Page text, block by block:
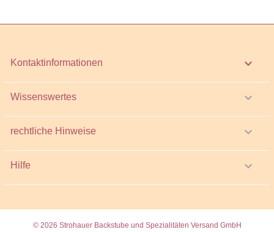
Kontaktinformationen keyboard_arrow_down
Wissenswertes 
rechtliche Hinweise 
Hilfe 
© 2026 Strohauer Backstube und Spezialitäten Versand GmbH